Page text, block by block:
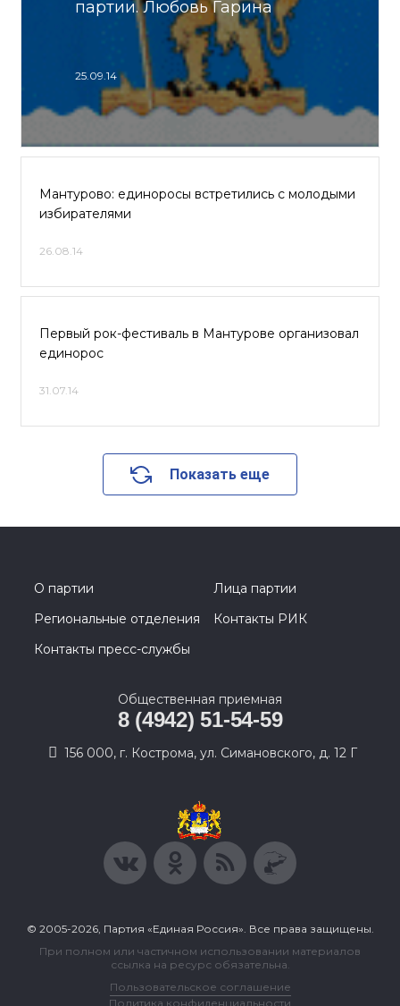
партии. Любовь Гарина
25.09.14
Мантурово: единоросы встретились с молодыми
избирателями
26.08.14
Первый рок-фестиваль в Мантурове организовал
единорос
31.07.14
Показать еще
О партии
Лица партии
Региональные отделения
Контакты РИК
Контакты пресс-службы
Общественная приемная
8 (4942) 51-54-59
156 000, г. Кострома, ул. Симановского, д. 12 Г
© 2005-2026, Партия «Единая Россия». Все права защищены.
При полном или частичном использовании материалов
ссылка на ресурс обязательна.
Пользовательское соглашение
Политика конфиденциальности